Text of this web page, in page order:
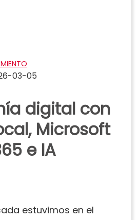
03-05
digital con
Microsoft
e IA
estuvimos en el